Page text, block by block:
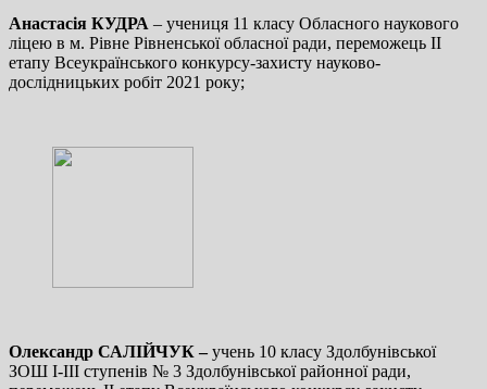
Анастасія КУДРА – учениця 11 класу Обласного наукового
ліцею в м. Рівне Рівненської обласної ради, переможець ІІ
етапу Всеукраїнського конкурсу-захисту науково-
дослідницьких робіт 2021 року;
Олександр САЛІЙЧУК –учень 10 класу Здолбунівської
ЗОШ І-ІІІ ступенів № 3 Здолбунівської районної ради,